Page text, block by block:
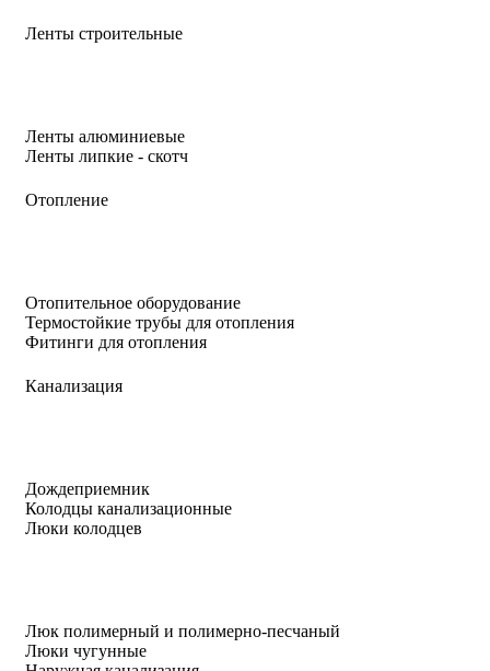
Ленты строительные
Ленты алюминиевые
Ленты липкие - скотч
Отопление
Отопительное оборудование
Термостойкие трубы для отопления
Фитинги для отопления
Канализация
Дождеприемник
Колодцы канализационные
Люки колодцев
Люк полимерный и полимерно-песчаный
Люки чугунные